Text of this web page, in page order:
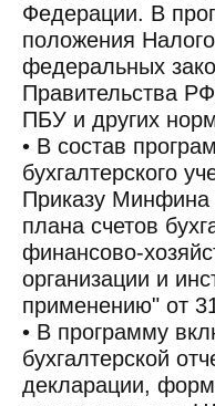
Федерации. В
положения
федеральных
Правительства
ПБУ и других
• В состав
бухгалтерского
Приказу
плана счетов
финансово-
организации и
применению" от
• В программу
бухгалтерской
декларации,